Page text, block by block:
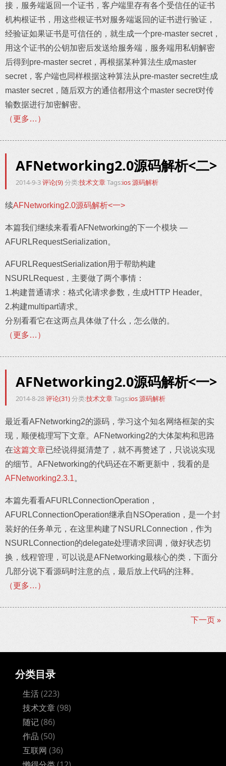
接，服务端返回一个证书，客户端里存有各个受信任的证书
机构根证书，用这些根证书对服务端返回的证书进行验证，
经验证如果证书是可信任的，就生成一个pre-master secret，
用这个证书的公钥加密后发送给服务端，服务端用私钥解密
后得到pre-master secret，再根据某种算法生成master
secret，客户端也同样根据这种算法从pre-master secret生成
master secret，随后双方的通信都用这个master secret对传
输数据进行加密解密。
（更多…）
AFNetworking2.0源码解析<二>
2014-9-3评论(9)分类:技术文章Tags:ios源码解析
续AFNetworking2.0源码解析<一>
本篇我们继续来看看AFNetworking的下一个模块 —
AFURLRequestSerialization。
AFURLRequestSerialization用于帮助构建
NSURLRequest，主要做了两个事情：
1.构建普通请求：格式化请求参数，生成HTTP Header。
2.构建multipart请求。
分别看看它在这两点具体做了什么，怎么做的。
（更多…）
AFNetworking2.0源码解析<一>
2014-8-28评论(31)分类:技术文章Tags:ios源码解析
最近看AFNetworking2的源码，学习这个知名网络框架的实
现，顺便梳理写下文章。AFNetworking2的大体架构和思路
在这篇文章已经说得挺清楚了，就不再赘述了，只说说实现
的细节。AFNetworking的代码还在不断更新中，我看的是
AFNetworking2.3.1。
本篇先看看AFURLConnectionOperation，
AFURLConnectionOperation继承自NSOperation，是一个封
装好的任务单元，在这里构建了NSURLConnection，作为
NSURLConnection的delegate处理请求回调，做好状态切
换，线程管理，可以说是AFNetworking最核心的类，下面分
几部分说下看源码时注意的点，最后放上代码的注释。
（更多…）
下一页 »
分类目录
生活(223)
技术文章(98)
随记(86)
作品 (50)
互联网 (36)